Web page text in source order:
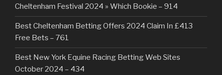
Cheltenham Festival 2024 » Which Bookie – 914
Best Cheltenham Betting Offers 2024 Claim In £413
Free Bets – 761
Best New York Equine Racing Betting Web Sites
October 2024 – 434